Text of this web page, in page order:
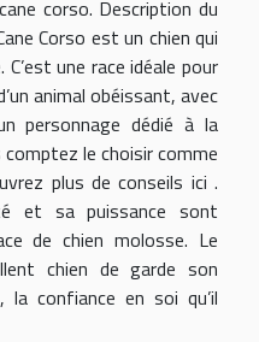
corso. Description du
Corso est un chien qui
une race idéale pour
animal obéissant, avec
personnage dédié à la
le choisir comme
plus de conseils ici .
et sa puissance sont
de chien molosse. Le
chien de garde son
la confiance en soi qu’il